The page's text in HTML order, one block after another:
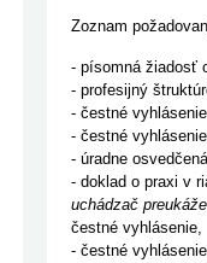
Zoznam
- písomná žiadosť
- profesijný
- čestné
- čestné
- úradne
- doklad o praxi v
uchádzač
čestné vyhlásenie,
- čestné